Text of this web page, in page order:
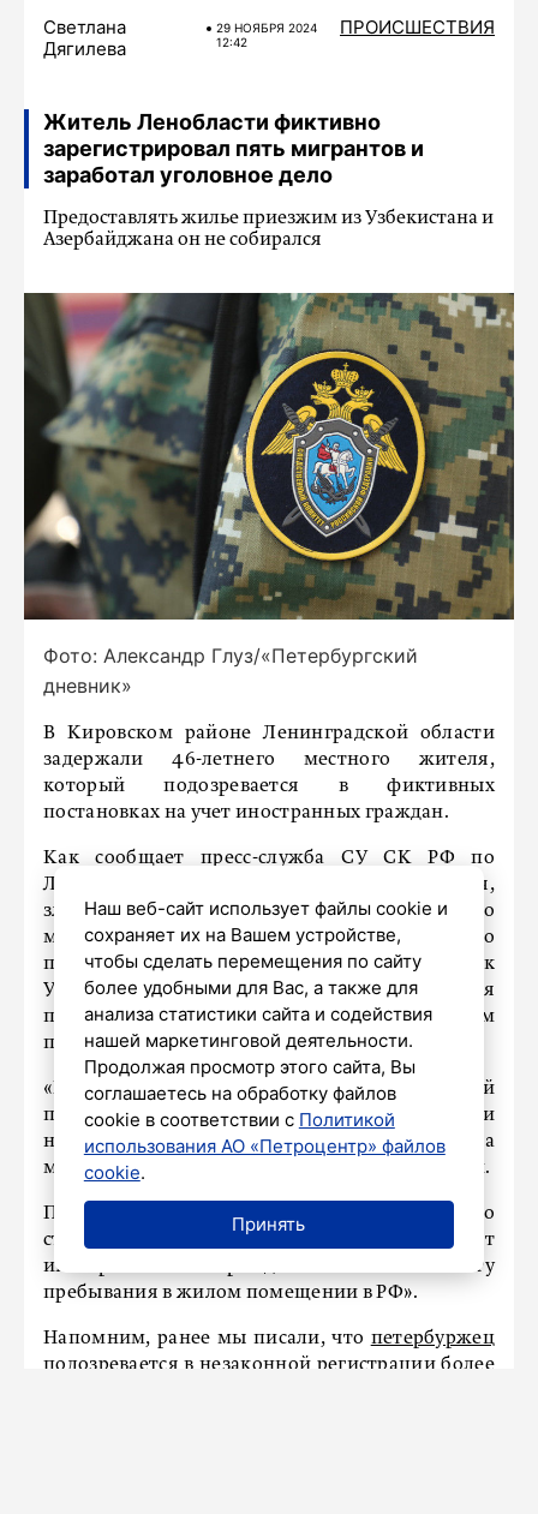
Светлана
Дягилева
29 НОЯБРЯ 2024
12:42
ПРОИСШЕСТВИЯ
Житель Ленобласти фиктивно
зарегистрировал пять мигрантов и
заработал уголовное дело
Предоставлять жилье приезжим из Узбекистана и
Азербайджана он не собирался
Фото: Александр Глуз/«Петербургский
дневник»
В Кировском районе Ленинградской области
задержали 46-летнего местного жителя,
который подозревается в фиктивных
постановках на учет иностранных граждан.
Как сообщает пресс-служба СУ СК РФ по
Ленобласти, по версии следствия,
злоумышленник в 2024 году внес в документы о
месте пребывания заведомо ложные сведения о
прибытии иностранных граждан Республик
Узбекистан и Азербайджан, указав себя
принимающей стороной. При этом
предоставлять им жилье он не собирался.
«В результате преступных действий
подозреваемого пять иностранцев были
незаконно и фиктивно поставлены на
миграционный учет», – говорится в сообщении.
По факту было возбуждено уголовное дело по
статье «Фиктивная постановка на учет
иностранного гражданина по месту
пребывания в жилом помещении в РФ».
Напомним, ранее мы писали, что петербуржец
подозревается в незаконной регистрации более
Наш веб-сайт использует файлы cookie и
сохраняет их на Вашем устройстве,
чтобы сделать перемещения по сайту
более удобными для Вас, а также для
анализа статистики сайта и содействия
нашей маркетинговой деятельности.
Продолжая просмотр этого сайта, Вы
соглашаетесь на обработку файлов
cookie в соответствии с Политикой
использования АО «Петроцентр» файлов
cookie.
Принять